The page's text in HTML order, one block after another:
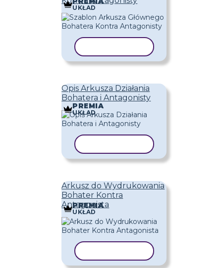
UKŁAD
Opis Arkusza Działania
Bohatera i Antagonisty
PREMIA
UKŁAD
Arkusz do Wydrukowania
Bohater Kontra
Antagonista
PREMIA
UKŁAD